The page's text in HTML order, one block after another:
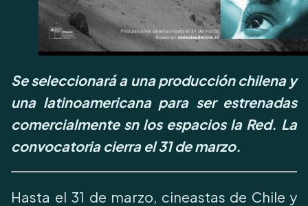
Se seleccionará a una producción chilena y
una latinoamericana para ser estrenadas
comercialmente sn los espacios la Red. La
convocatoria cierra el 31 de marzo.
Hasta el 31 de marzo, cineastas de Chile y